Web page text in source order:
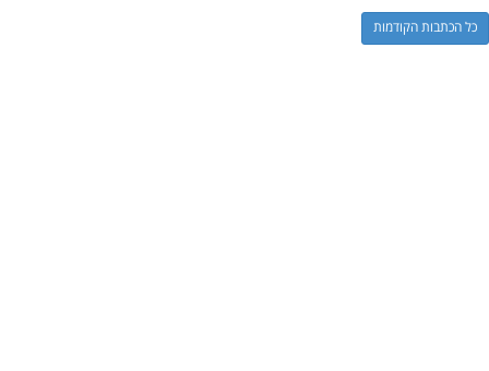
כל הכתבות הקודמות